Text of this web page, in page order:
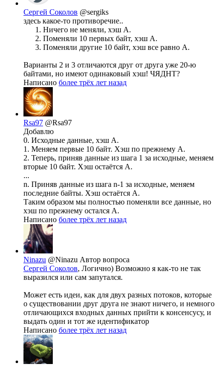
Сергей Соколов @sergiks
здесь какое-то противоречие..
Ничего не меняли, хэш А.
Поменяли 10 первых байт, хэш А.
Поменяли другие 10 байт, хэш все равно А.
Варианты 2 и 3 отличаются друг от друга уже 20-ю
байтами, но имеют одинаковый хэш! ЧЯДНТ?
Написано более трёх лет назад
Rsa97 @Rsa97
Добавлю
0. Исходные данные, хэш A.
1. Меняем первые 10 байт. Хэш по прежнему A.
2. Теперь, приняв данные из шага 1 за исходные, меняем
вторые 10 байт. Хэш остаётся A.
...
n. Приняв данные из шага n-1 за исходные, меняем
последние байты. Хэш остаётся A.
Таким образом мы полностью поменяли все данные, но
хэш по прежнему остался A.
Написано более трёх лет назад
Ninazu @Ninazu Автор вопроса
Сергей Соколов, Логично) Возможно я как-то не так
выразился или сам запутался.
Может есть идеи, как для двух разных потоков, которые
о существовании друг друга не знают ничего, и немного
отличающихся входных данных прийти к консенсусу, и
выдать один и тот же идентификатор
Написано более трёх лет назад